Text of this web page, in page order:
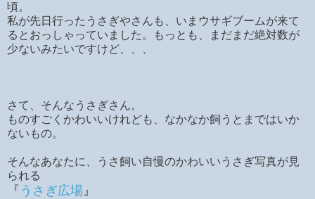
頃。
私が先日行ったうさぎやさんも、いまウサギブームが来て
るとおっしゃっていました。もっとも、まだまだ絶対数が
少ないみたいですけど、、、
さて、そんなうさぎさん。
ものすごくかわいいけれども、なかなか飼うとまではいか
ないもの。
そんなあなたに、うさ飼い自慢のかわいいうさぎ写真が見
られる
『 うさぎ広場』